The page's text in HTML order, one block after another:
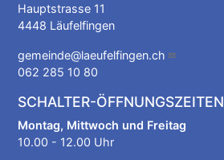
Hauptstrasse 11
4448 Läufelfingen
gemeinde@laeufelfingen.ch
062 285 10 80
SCHALTER-ÖFFNUNGSZEITEN
Montag, Mittwoch und Freitag
10.00 - 12.00 Uhr